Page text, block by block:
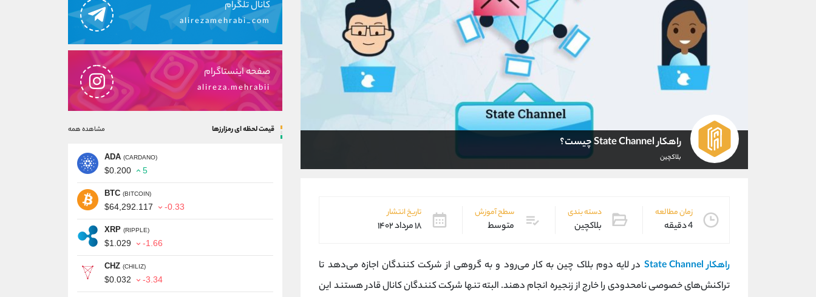
راهکار State Channel چیست؟
بلاکچین
زمان مطالعه
4 دقیقه
دسته بندی
بلاکچین
سطح آموزش
متوسط
تاریخ انتشار
۱۸ مرداد ۱۴۰۲
راهکار State Channel
در لایه دوم بلاک چین به کار می‌رود و به گروهی از شرکت کنندگان اجازه می‌دهد تا
تراکنش‌های خصوصی نامحدودی را خارج از زنجیره انجام دهند. البته تنها شرکت کنندگان کانال قادر هستند این
کانال تلگرام
alirezamehrabi_com
صفحه اینستاگرام
alireza.mehrabii
قیمت لحظه ای رمزارزها مشاهده همه
ADA (CARDANO)
$0.200 5
BTC (BITCOIN)
$64,292.117 -0.33
XRP (RIPPLE)
$1.029 -1.66
CHZ (CHILIZ)
$0.032 -3.34